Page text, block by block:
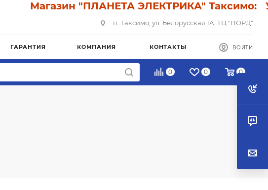
Магазин "ПЛАНЕТА ЭЛЕКТРИКА" Таксимо: У
п. Таксимо, ул. Белорусская 1А, ТЦ "НОРД"
ГАРАНТИЯ КОМПАНИЯ КОНТАКТЫ ВОЙТИ
0 0 0